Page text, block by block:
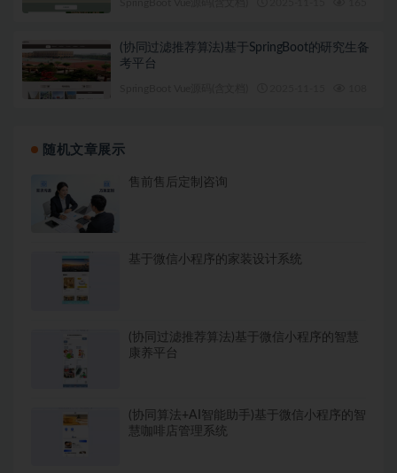
(协同过滤推荐算法)基于SpringBoot的研究生备
考平台
随机文章展示
售前售后定制咨询
基于微信小程序的家装设计系统
(协同过滤推荐算法)基于微信小程序的智慧
康养平台
(协同算法+AI智能助手)基于微信小程序的智
慧咖啡店管理系统